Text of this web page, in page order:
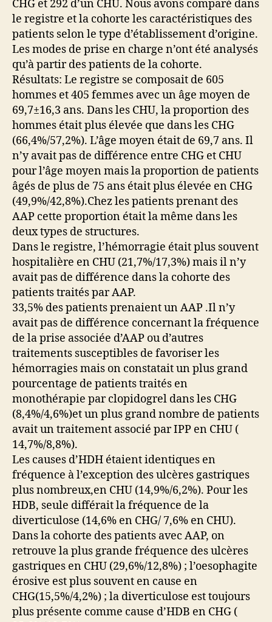
CHG et 292 d’un CHU. Nous avons comparé dans
le registre et la cohorte les caractéristiques des
patients selon le type d’établissement d’origine.
Les modes de prise en charge n’ont été analysés
qu’à partir des patients de la cohorte.
Résultats: Le registre se composait de 605
hommes et 405 femmes avec un âge moyen de
69,7±16,3 ans. Dans les CHU, la proportion des
hommes était plus élevée que dans les CHG
(66,4%/57,2%). L’âge moyen était de 69,7 ans. Il
n’y avait pas de différence entre CHG et CHU
pour l’âge moyen mais la proportion de patients
âgés de plus de 75 ans était plus élevée en CHG
(49,9%/42,8%).Chez les patients prenant des
AAP cette proportion était la même dans les
deux types de structures.
Dans le registre, l’hémorragie était plus souvent
hospitalière en CHU (21,7%/17,3%) mais il n’y
avait pas de différence dans la cohorte des
patients traités par AAP.
33,5% des patients prenaient un AAP .Il n’y
avait pas de différence concernant la fréquence
de la prise associée d’AAP ou d’autres
traitements susceptibles de favoriser les
hémorragies mais on constatait un plus grand
pourcentage de patients traités en
monothérapie par clopidogrel dans les CHG
(8,4%/4,6%)et un plus grand nombre de patients
avait un traitement associé par IPP en CHU (
14,7%/8,8%).
Les causes d’HDH étaient identiques en
fréquence à l’exception des ulcères gastriques
plus nombreux,en CHU (14,9%/6,2%). Pour les
HDB, seule différait la fréquence de la
diverticulose (14,6% en CHG/ 7,6% en CHU).
Dans la cohorte des patients avec AAP, on
retrouve la plus grande fréquence des ulcères
gastriques en CHU (29,6%/12,8%) ; l’oesophagite
érosive est plus souvent en cause en
CHG(15,5%/4,2%) ; la diverticulose est toujours
plus présente comme cause d’HDB en CHG (